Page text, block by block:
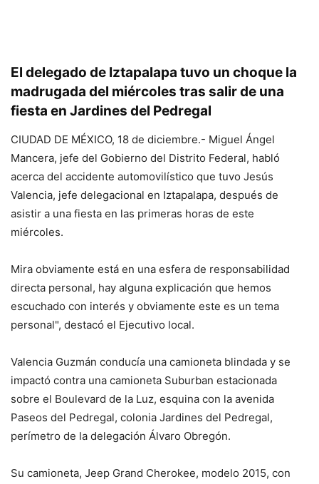
El delegado de Iztapalapa tuvo un choque la
madrugada del miércoles tras salir de una
fiesta en Jardines del Pedregal
CIUDAD DE MÉXICO, 18 de diciembre.- Miguel Ángel
Mancera, jefe del Gobierno del Distrito Federal, habló
acerca del accidente automovilístico que tuvo Jesús
Valencia, jefe delegacional en Iztapalapa, después de
asistir a una fiesta en las primeras horas de este
miércoles.
Mira obviamente está en una esfera de responsabilidad
directa personal, hay alguna explicación que hemos
escuchado con interés y obviamente este es un tema
personal", destacó el Ejecutivo local.
Valencia Guzmán conducía una camioneta blindada y se
impactó contra una camioneta Suburban estacionada
sobre el Boulevard de la Luz, esquina con la avenida
Paseos del Pedregal, colonia Jardines del Pedregal,
perímetro de la delegación Álvaro Obregón.
Su camioneta, Jeep Grand Cherokee, modelo 2015, con